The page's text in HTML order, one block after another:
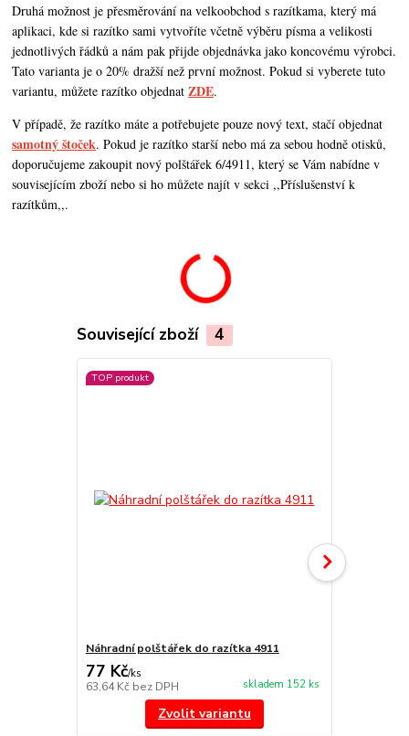
Druhá možnost je přesměrování na velkoobchod s razítkama, který má
aplikaci, kde si razítko sami vytvoříte včetně výběru písma a velikosti
jednotlivých řádků a nám pak přijde objednávka jako koncovému výrobci.
Tato varianta je o 20% dražší než první možnost. Pokud si vyberete tuto
variantu, můžete razítko objednatZDE.
V případě, že razítko máte a potřebujete pouze nový text, stačí objednat
samotný štoček. Pokud je razítko starší nebo má za sebou hodně otisků,
doporučujeme zakoupit nový polštářek 6/4911, který se Vám nabídne v
souvisejícím zboží nebo si ho můžete najít v sekci ,,Příslušenství k
razítkům,,.
Související zboží 4
TOP produkt
Náhradní polštářek do razítka 4911
77 Kč/ks
63,64 Kč bez DPH skladem 152 ks
Zvolit variantu